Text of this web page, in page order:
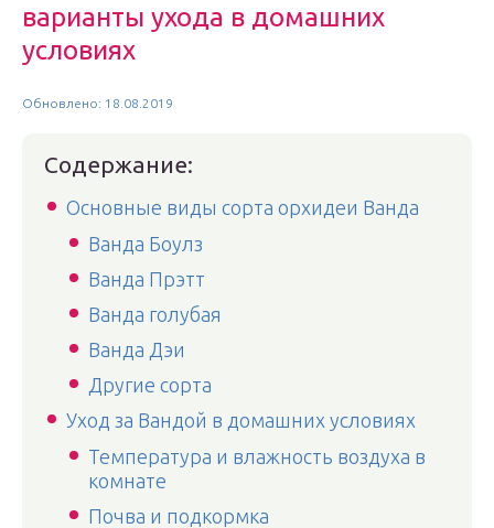
варианты ухода в домашних
условиях
Обновлено: 18.08.2019
Содержание:
Основные виды сорта орхидеи Ванда
Ванда Боулз
Ванда Прэтт
Ванда голубая
Ванда Дэи
Другие сорта
Уход за Вандой в домашних условиях
Температура и влажность воздуха в
комнате
Почва и подкормка